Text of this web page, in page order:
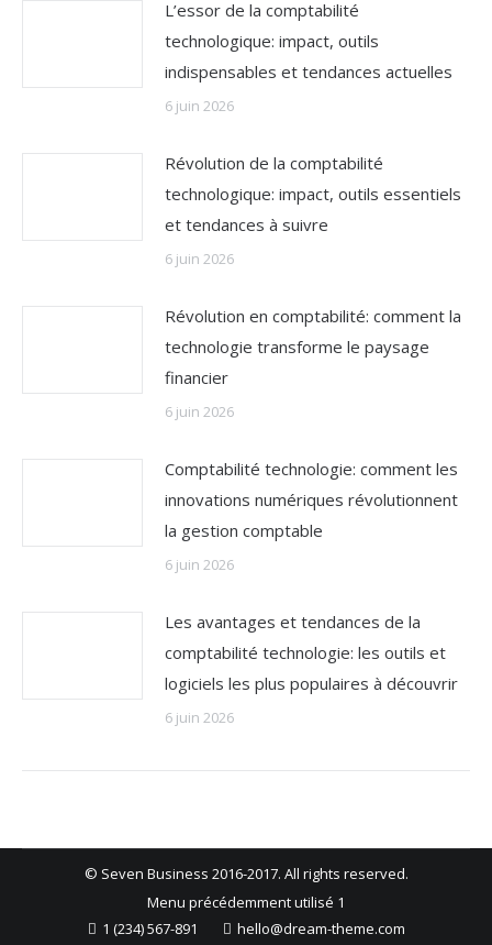
L’essor de la comptabilité
technologique: impact, outils
indispensables et tendances actuelles
6 juin 2026
Révolution de la comptabilité
technologique: impact, outils essentiels
et tendances à suivre
6 juin 2026
Révolution en comptabilité: comment la
technologie transforme le paysage
financier
6 juin 2026
Comptabilité technologie: comment les
innovations numériques révolutionnent
la gestion comptable
6 juin 2026
Les avantages et tendances de la
comptabilité technologie: les outils et
logiciels les plus populaires à découvrir
6 juin 2026
© Seven Business 2016-2017. All rights reserved.
Menu précédemment utilisé 1
1 (234) 567-891
hello@dream-theme.com